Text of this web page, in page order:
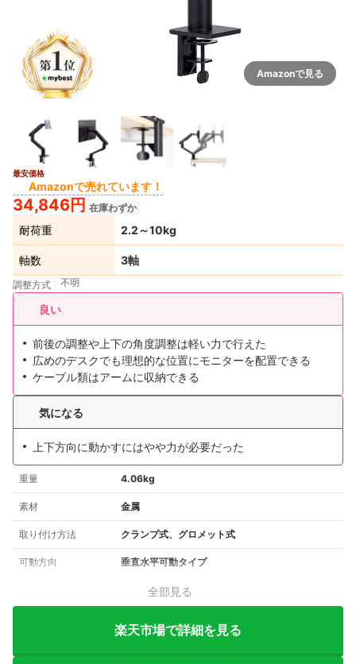
Amazonで見る
最安価格
Amazonで売れています！
34,846円 在庫わずか
耐荷重 2.2～10kg
軸数 3軸
調整方式 不明
良い
前後の調整や上下の角度調整は軽い力で行えた
広めのデスクでも理想的な位置にモニターを配置できる
ケーブル類はアームに収納できる
気になる
上下方向に動かすにはやや力が必要だった
重量 4.06kg
素材 金属
取り付け方法 クランプ式、グロメット式
可動方向 垂直水平可動タイプ
全部見る
楽天市場で詳細を見る